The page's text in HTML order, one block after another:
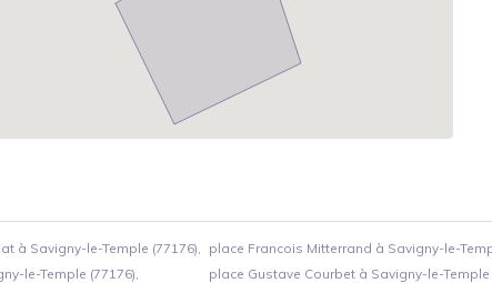
à Savigny-le-Temple (77176),
le-Temple (77176),
place Francois Mitterrand à Savigny-le-
place Gustave Courbet à Savigny-le-Temple